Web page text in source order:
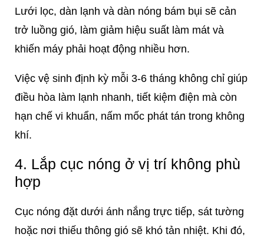
Lưới lọc, dàn lạnh và dàn nóng bám bụi sẽ cản
trở luồng gió, làm giảm hiệu suất làm mát và
khiến máy phải hoạt động nhiều hơn.
Việc vệ sinh định kỳ mỗi 3-6 tháng không chỉ giúp
điều hòa làm lạnh nhanh, tiết kiệm điện mà còn
hạn chế vi khuẩn, nấm mốc phát tán trong không
khí.
4. Lắp cục nóng ở vị trí không phù
hợp
Cục nóng đặt dưới ánh nắng trực tiếp, sát tường
hoặc nơi thiếu thông gió sẽ khó tản nhiệt. Khi đó,